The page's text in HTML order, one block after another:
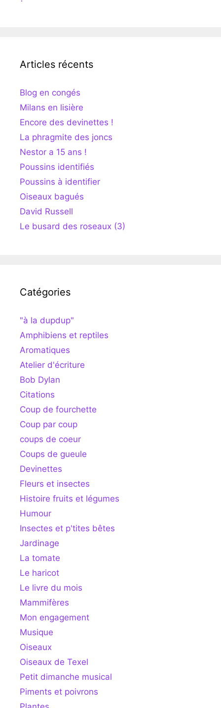
Articles récents
Blog en congés
Milans en lisière
Encore des devinettes !
La phragmite des joncs
Nestor a 15 ans !
Poussins identifiés
Poussins à identifier
Oiseaux bagués
David Russell
Le busard des roseaux (3)
Catégories
"à la dupdup"
Amphibiens et reptiles
Aromatiques
Atelier d'écriture
Bob Dylan
Citations
Coup de fourchette
Coup par coup
coups de coeur
Coups de gueule
Devinettes
Fleurs et insectes
Histoire fruits et légumes
Humour
Insectes et p'tites bêtes
Jardinage
La tomate
Le haricot
Le livre du mois
Mammifères
Mon engagement
Musique
Oiseaux
Oiseaux de Texel
Petit dimanche musical
Piments et poivrons